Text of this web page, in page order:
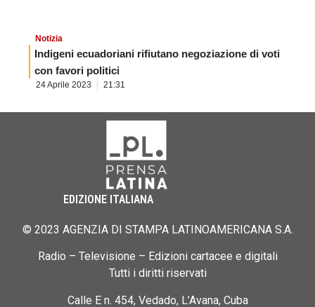
Notizia
Indigeni ecuadoriani rifiutano negoziazione di voti
con favori politici
24 Aprile 2023 21:31
EDIZIONE ITALIANA
© 2023 AGENZIA DI STAMPA LATINOAMERICANA S.A.
Radio – Televisione – Edizioni cartacee e digitali
Tutti i diritti riservati
Calle E n. 454, Vedado, L’Avana, Cuba